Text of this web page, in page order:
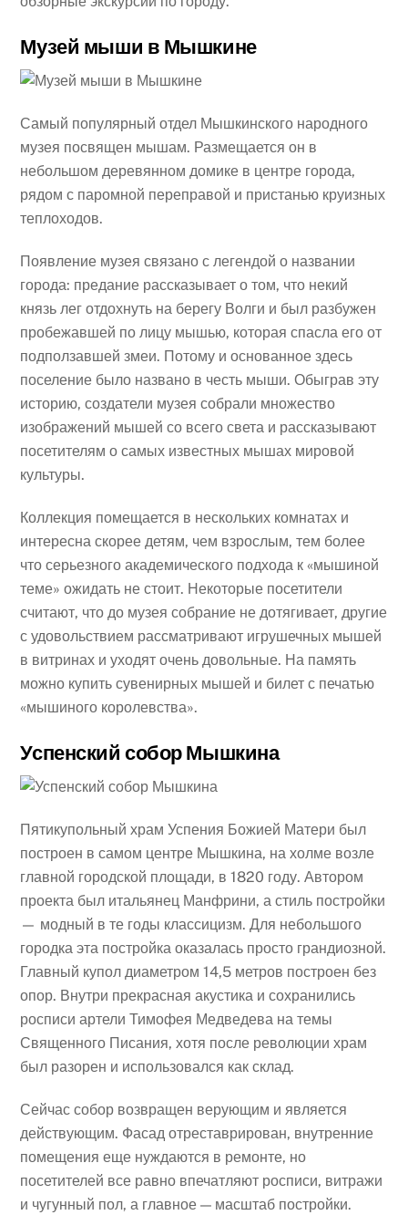
Музей мыши в Мышкине
Самый популярный отдел Мышкинского народного
музея посвящен мышам. Размещается он в
небольшом деревянном домике в центре города,
рядом с паромной переправой и пристанью круизных
теплоходов.
Появление музея связано с легендой о названии
города: предание рассказывает о том, что некий
князь лег отдохнуть на берегу Волги и был разбужен
пробежавшей по лицу мышью, которая спасла его от
подползавшей змеи. Потому и основанное здесь
поселение было названо в честь мыши. Обыграв эту
историю, создатели музея собрали множество
изображений мышей со всего света и рассказывают
посетителям о самых известных мышах мировой
культуры.
Коллекция помещается в нескольких комнатах и
интересна скорее детям, чем взрослым, тем более
что серьезного академического подхода к «мышиной
теме» ожидать не стоит. Некоторые посетители
считают, что до музея собрание не дотягивает, другие
с удовольствием рассматривают игрушечных мышей
в витринах и уходят очень довольные. На память
можно купить сувенирных мышей и билет с печатью
«мышиного королевства».
Успенский собор Мышкина
Пятикупольный храм Успения Божией Матери был
построен в самом центре Мышкина, на холме возле
главной городской площади, в 1820 году. Автором
проекта был итальянец Манфрини, а стиль постройки
— модный в те годы классицизм. Для небольшого
городка эта постройка оказалась просто грандиозной.
Главный купол диаметром 14,5 метров построен без
опор. Внутри прекрасная акустика и сохранились
росписи артели Тимофея Медведева на темы
Священного Писания, хотя после революции храм
был разорен и использовался как склад.
Сейчас собор возвращен верующим и является
действующим. Фасад отреставрирован, внутренние
помещения еще нуждаются в ремонте, но
посетителей все равно впечатляют росписи, витражи
и чугунный пол, а главное — масштаб постройки.